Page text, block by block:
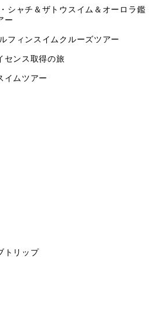
シャチ＆ザトウスイム＆オーロラ鑑
ー
フィンスイムクルーズツアー
センス取得の旅
イムツアー
トリップ